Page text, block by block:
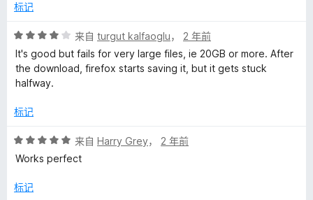
标记
评
分
4
/
来自 turgut kalfaoglu， 2 年前
It's good but fails for very large files, ie 20GB or more. After
the download, firefox starts saving it, but it gets stuck
halfway.
标记
评
分
/
来自 Harry Grey， 2 年前
Works perfect
标记